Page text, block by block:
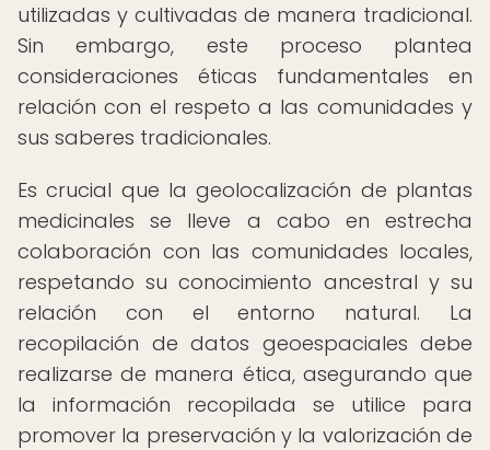
utilizadas y cultivadas de manera tradicional.
Sin embargo, este proceso plantea
consideraciones éticas fundamentales en
relación con el respeto a las comunidades y
sus saberes tradicionales.
Es crucial que la geolocalización de plantas
medicinales se lleve a cabo en estrecha
colaboración con las comunidades locales,
respetando su conocimiento ancestral y su
relación con el entorno natural. La
recopilación de datos geoespaciales debe
realizarse de manera ética, asegurando que
la información recopilada se utilice para
promover la preservación y la valorización de